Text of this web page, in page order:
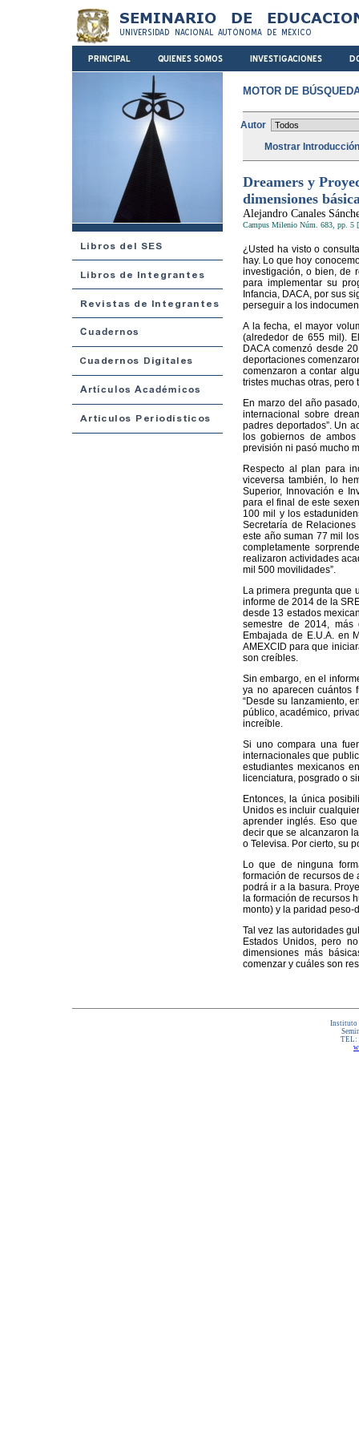
MOTOR DE
Autor
Mostrar
Dreamers y
dimensiones
Alejandro Canales
Campus Milenio Núm. 683, pp. 5
¿Usted ha visto o
hay. Lo que hoy
investigación, o bien, de
para implementar su
Infancia, DACA, por sus
perseguir a los
A la fecha, el mayor
(alrededor de 655 mil).
DACA comenzó desde
deportaciones
comenzaron a contar
tristes muchas otras, pero
En marzo del año
internacional sobre
padres deportados”. Un
los gobiernos de
previsión ni pasó mucho
Respecto al plan para
viceversa también, lo
Superior, Innovación e
para el final de este
100 mil y los
Secretaría de
este año suman 77 mil
completamente
realizaron actividades
mil 500 movilidades”.
La primera pregunta que
informe de 2014 de la
desde 13 estados
semestre de 2014,
Embajada de E.U.A. en
AMEXCID para que
son creíbles.
Sin embargo, en el
ya no aparecen cuántos
“Desde su lanzamiento,
público, académico,
increíble.
Si uno compara una
internacionales que
estudiantes mexicanos
licenciatura, posgrado o
Entonces, la única
Unidos es incluir
aprender inglés. Eso
decir que se alcanzaron
o Televisa. Por cierto, su
Lo que de ninguna
formación de recursos de
podrá ir a la basura.
la formación de recursos
monto) y la paridad peso-
Tal vez las autoridades
Estados Unidos, pero
dimensiones más
comenzar y cuáles son
Instituto
TEL: